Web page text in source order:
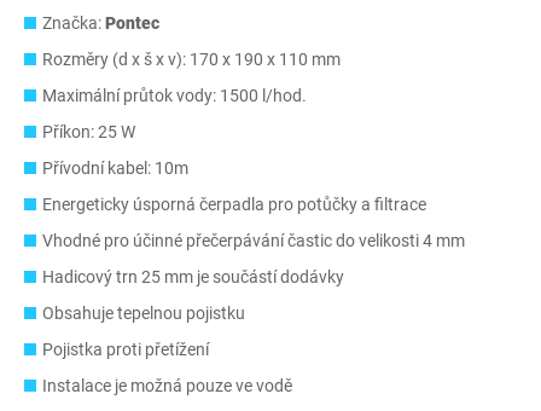
Značka:Pontec
Rozměry (d x š x v): 170 x 190 x 110 mm
Maximální průtok vody: 1500 l/hod.
Příkon: 25 W
Přívodní kabel: 10m
Energeticky úsporná čerpadla pro potůčky a filtrace
Vhodné pro účinné přečerpávání častic do velikosti 4 mm
Hadicový trn 25 mm je součástí dodávky
Obsahuje tepelnou pojistku
Pojistka proti přetížení
Instalace je možná pouze ve vodě